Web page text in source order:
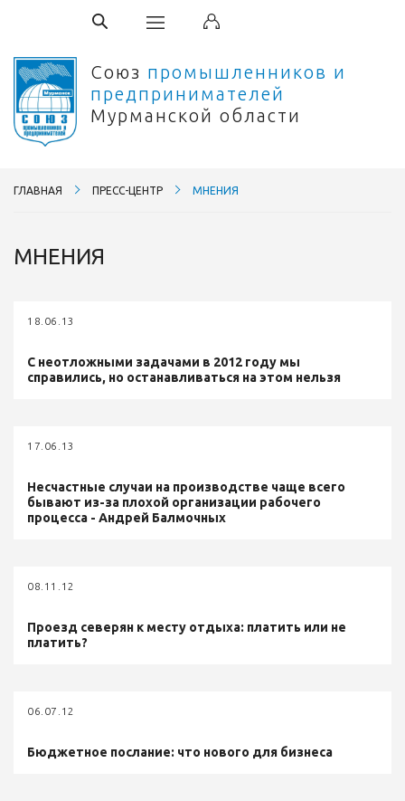
Союз промышленников и
предпринимателей
Мурманской области
ГЛАВНАЯ ПРЕСС-ЦЕНТР МНЕНИЯ
МНЕНИЯ
18.06.13
С неотложными задачами в 2012 году мы
справились, но останавливаться на этом нельзя
17.06.13
Несчастные случаи на производстве чаще всего
бывают из-за плохой организации рабочего
процесса - Андрей Балмочных
08.11.12
Проезд северян к месту отдыха: платить или не
платить?
06.07.12
Бюджетное послание: что нового для бизнеса